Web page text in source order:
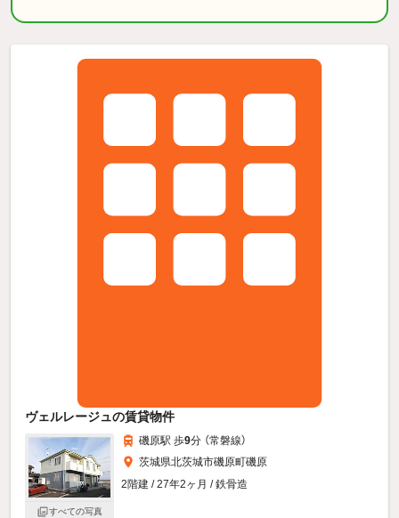
ヴェルレージュの賃貸物件
すべての写真
磯原駅 歩9分 （常磐線）
茨城県北茨城市磯原町磯原
2階建 / 27年2ヶ月 / 鉄骨造